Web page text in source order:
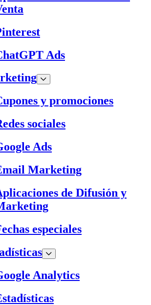
Ads
y promociones
sociales
Ads
Marketing
de Difusión y
especiales
Analytics